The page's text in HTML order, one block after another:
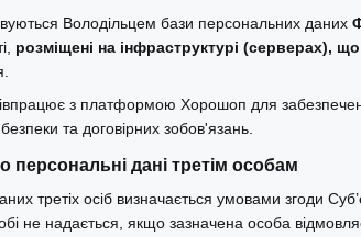
Володільцем бази персональних даних
розміщені на інфраструктурі (серверах),
з платформою Хорошоп для
та договірних зобов'язань.
персональні дані третім особам
третіх осіб визначається умовами згоди
не надається, якщо зазначена особа